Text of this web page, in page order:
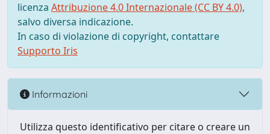
licenza Attribuzione 4.0 Internazionale (CC BY 4.0),
salvo diversa indicazione.
In caso di violazione di copyright, contattare
Supporto Iris
Informazioni
Utilizza questo identificativo per citare o creare un